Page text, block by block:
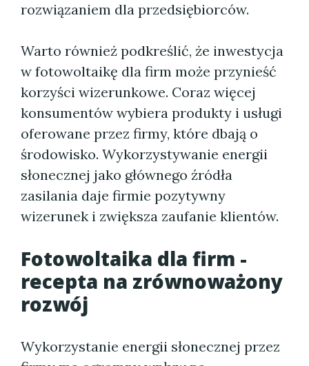
rozwiązaniem dla przedsiębiorców.
Warto również podkreślić, że inwestycja
w fotowoltaikę dla firm może przynieść
korzyści wizerunkowe. Coraz więcej
konsumentów wybiera produkty i usługi
oferowane przez firmy, które dbają o
środowisko. Wykorzystywanie energii
słonecznej jako głównego źródła
zasilania daje firmie pozytywny
wizerunek i zwiększa zaufanie klientów.
Fotowoltaika dla firm -
recepta na zrównoważony
rozwój
Wykorzystanie energii słonecznej przez